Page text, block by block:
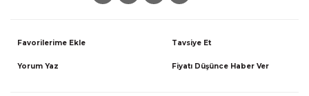
Tavsiye Et
Yorum Yaz Fiyatı Düşünce Haber Ver